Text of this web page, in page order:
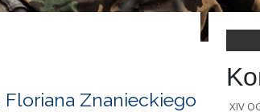
Znanieckiego XIV